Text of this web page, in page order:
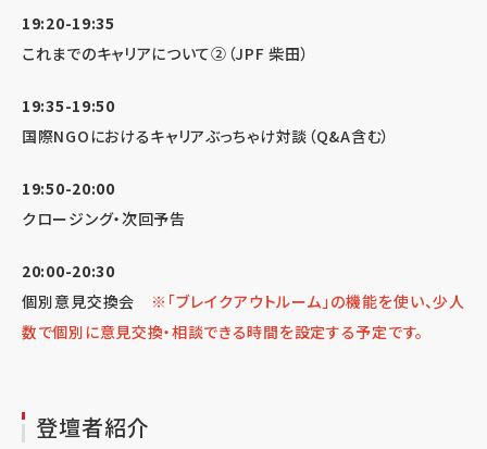
19:20-19:35
これまでのキャリアについて②（JPF 柴田）
19:35-19:50
国際NGOにおけるキャリアぶっちゃけ対談（Q&A含む）
19:50-20:00
クロージング・次回予告
20:00-20:30
個別意見交換会
※「ブレイクアウトルーム」の機能を使い、少人
数で個別に意見交換・相談できる時間を設定する予定です。
登壇者紹介